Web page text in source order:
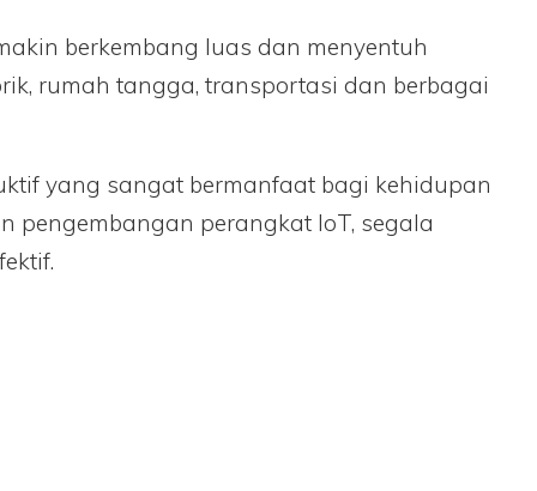
berkembang luas dan menyentuh
rumah tangga, transportasi dan berbagai
yang sangat bermanfaat bagi kehidupan
pengembangan perangkat IoT, segala